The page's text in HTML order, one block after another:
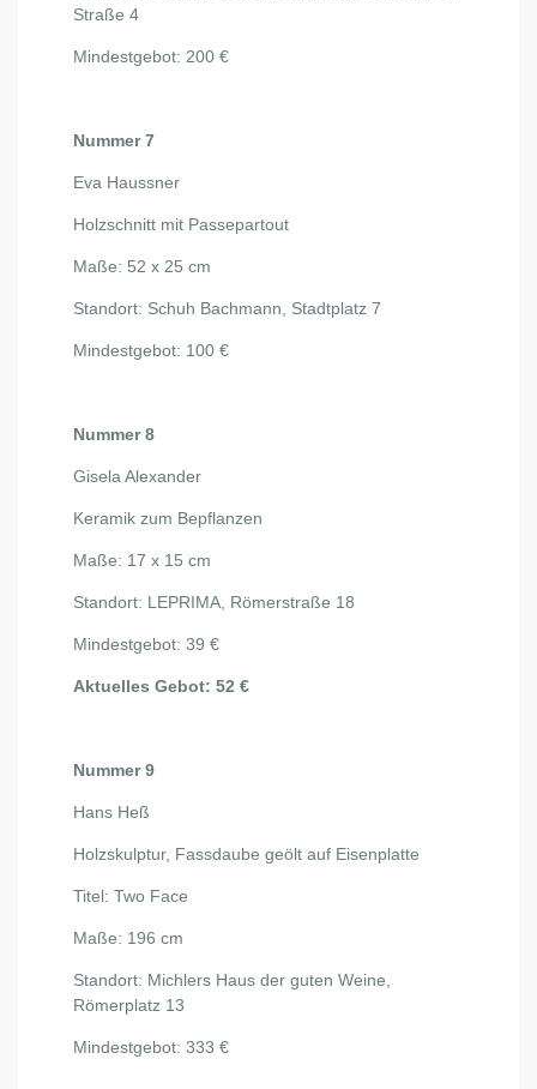
Straße 4
Mindestgebot: 200 €
Nummer 7
Eva Haussner
Holzschnitt mit Passepartout
Maße: 52 x 25 cm
Standort: Schuh Bachmann, Stadtplatz 7
Mindestgebot: 100 €
Nummer 8
Gisela Alexander
Keramik zum Bepflanzen
Maße: 17 x 15 cm
Standort: LEPRIMA, Römerstraße 18
Mindestgebot: 39 €
Aktuelles Gebot: 52 €
Nummer 9
Hans Heß
Holzskulptur, Fassdaube geölt auf Eisenplatte
Titel: Two Face
Maße: 196 cm
Standort: Michlers Haus der guten Weine,
Römerplatz 13
Mindestgebot: 333 €